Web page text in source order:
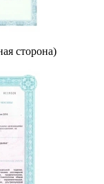
сторона)